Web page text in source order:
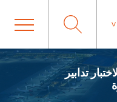
تدابير